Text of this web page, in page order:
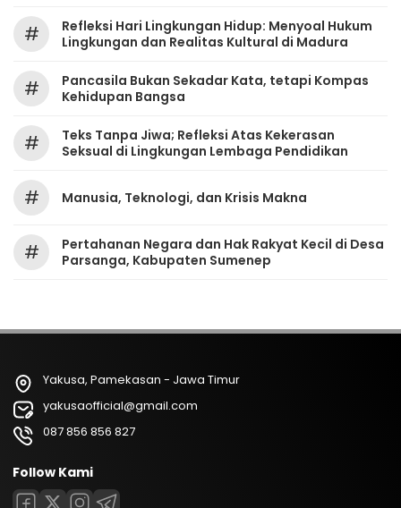
#
Refleksi Hari Lingkungan Hidup: Menyoal Hukum
Lingkungan dan Realitas Kultural di Madura
#
Pancasila Bukan Sekadar Kata, tetapi Kompas
Kehidupan Bangsa
#
Teks Tanpa Jiwa; Refleksi Atas Kekerasan
Seksual di Lingkungan Lembaga Pendidikan
# Manusia, Teknologi, dan Krisis Makna
#
Pertahanan Negara dan Hak Rakyat Kecil di Desa
Parsanga, Kabupaten Sumenep
Yakusa, Pamekasan - Jawa Timur
yakusaofficial@gmail.com
087 856 856 827
Follow Kami